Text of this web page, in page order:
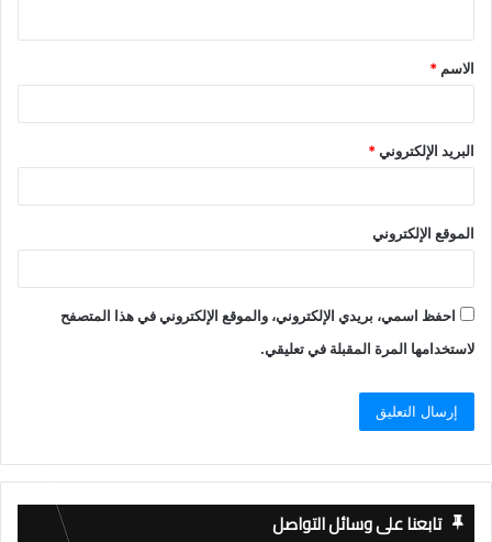
ق
*
الاسم *
البريد الإلكتروني*
الموقع الإلكتروني
احفظ اسمي، بريدي الإلكتروني، والموقع الإلكتروني في هذا المتصفح
لاستخدامها المرة المقبلة في تعليقي.
تابعنا على وسائل التواصل